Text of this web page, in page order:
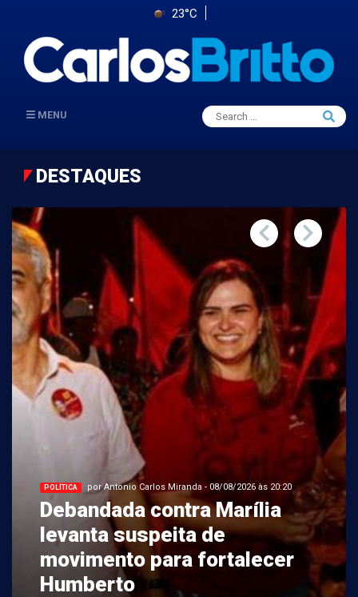
23°C
MENU
Search
for:
Search
DESTAQUES
POLÍTICA por Antonio Carlos Miranda - 08/08/2026 às 20:20
Debandada contra Marília
levanta suspeita de
movimento para fortalecer
Humberto